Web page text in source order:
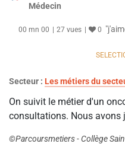
Médecin
00 mn 00 27 vues 0
Secteur : Les métiers du
On suivit le métier d'un
consultations. Nous avons
©Parcoursmetiers - Collège